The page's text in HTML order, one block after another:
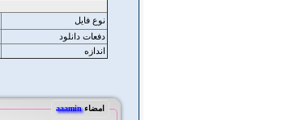
نوع فایل
دفعات دانلود
اندازه
امضاءaaamin